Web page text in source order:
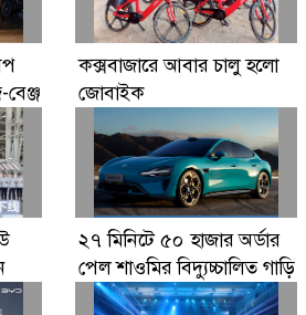
কক্সবাজারে আবার চালু হলো
জোবাইক
২৭ মিনিটে ৫০ হাজার অর্ডার
পেল শাওমির বিদ্যুচ্চালিত গাড়ি